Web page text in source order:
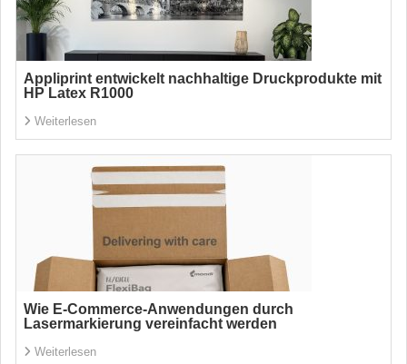
Appliprint entwickelt nachhaltige Druckprodukte mit
HP Latex R1000
Weiterlesen
Wie E-Commerce-Anwendungen durch
Lasermarkierung vereinfacht werden
Weiterlesen